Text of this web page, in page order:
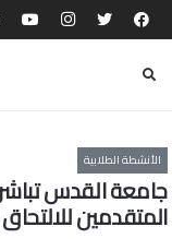
الأنشطة الطلابية
جامعة القدس
المتقدمين